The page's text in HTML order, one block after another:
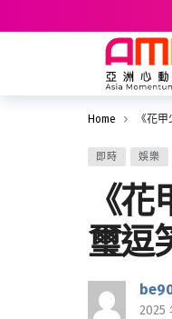
Home 《花
即時 娛樂
《
璽逗
2025